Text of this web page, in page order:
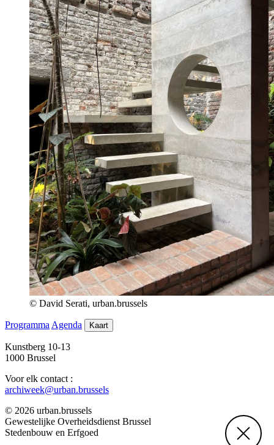
© David Serati, urban.brussels
Programma Agenda Kaart
Kunstberg 10-13
1000 Brussel
Voor elk contact :
archiweek@urban.brussels
© 2026 urban.brussels
Gewestelijke Overheidsdienst Brussel
Stedenbouw en Erfgoed